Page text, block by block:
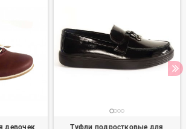
девочек
Туфли подростковые для